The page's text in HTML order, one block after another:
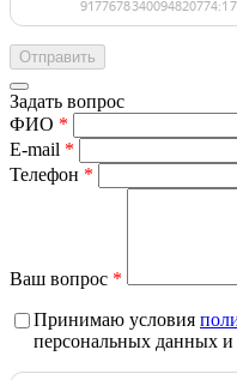
Задать вопрос
ФИО *
E-mail *
Телефон *
Ваш вопрос *
Принимаю условия
персональных данных и